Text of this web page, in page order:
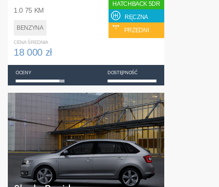
1.0 75 KM
BENZYNA
HATCHBACK 5DR
RĘCZNA
PRZEDNI
CENA ŚREDNIA
18 000 zł
OCENY DOSTĘPNOŚĆ